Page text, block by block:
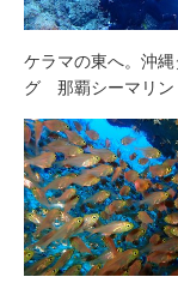
ケラマの東へ。沖縄
グ 那覇シーマリン